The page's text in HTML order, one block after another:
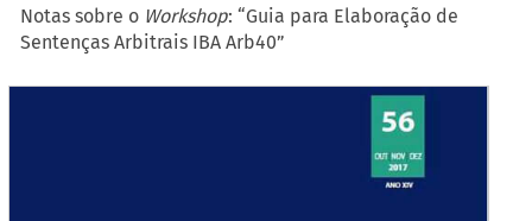
Notas sobre o Workshop: “Guia para Elaboração de
Sentenças Arbitrais IBA Arb40”